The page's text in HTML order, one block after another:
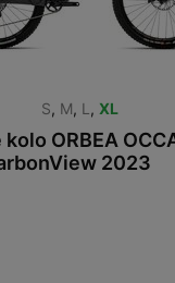
S, M, L , XL
ORBEA
2023